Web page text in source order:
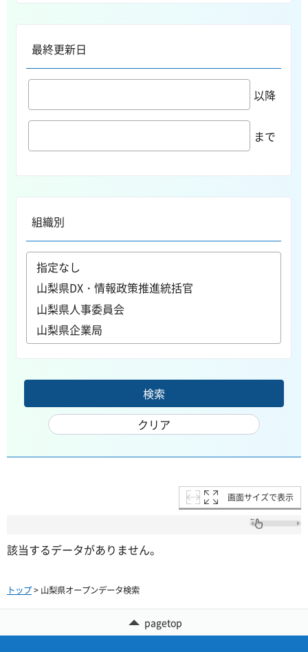
最終更新日
以降
まで
組織別
画面サイズで表示
該当するデータがありません。
トップ> 山梨県オープンデータ検索
pagetop